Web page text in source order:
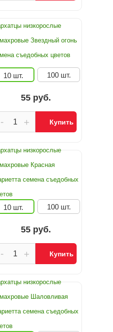
низкорослые
Звездный огонь
съедобных цветов
10 шт. 100 шт.
55 руб.
+
- Купить
низкорослые
Красная
семена съедобных
10 шт. 100 шт.
55 руб.
+
- Купить
низкорослые
Шаловливая
семена съедобных